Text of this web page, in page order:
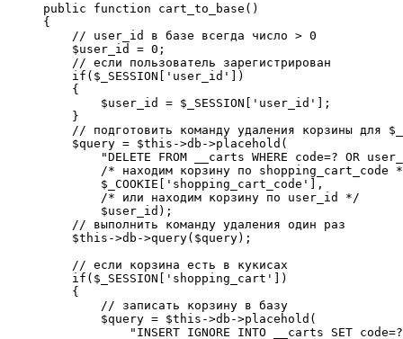
public function cart_to_base()
{
    // user_id в базе всегда число > 0
    $user_id = 0;
    // если пользователь зарегистрирован
    if($_SESSION['user_id'])
    {
        $user_id = $_SESSION['user_id'];
    }
// подготовить команду удаления корзины для
    $query = $this->db->placehold(
"DELETE FROM __carts WHERE code=? OR
/* находим корзину по shopping_cart_code
        $_COOKIE['shopping_cart_code'],
        /* или находим корзину по user_id */
        $user_id);
    // выполнить команду удаления один раз
    $this->db->query($query);
    // если корзина есть в кукисах
    if($_SESSION['shopping_cart'])
    {
        // записать корзину в базу
        $query = $this->db->placehold(
"INSERT IGNORE INTO __carts SET